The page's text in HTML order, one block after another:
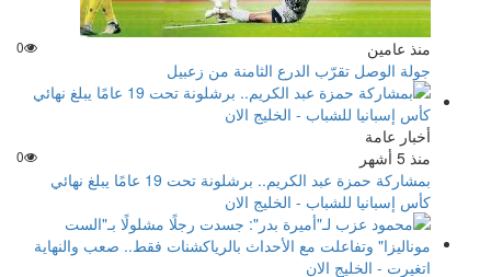
منذ عامين 0
جولة الوصل تقرّب الدرع الثامنة من زعبيل
أخبار عامة
منذ 5 أشهر
0
بمشاركة حمزة عبد الكريم.. برشلونة تحت 19 عامًا يبلغ نهائي
كأس إسبانيا للشباب - الخليج الان